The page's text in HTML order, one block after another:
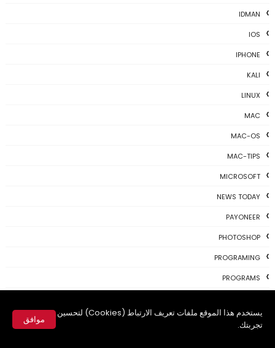
يستخدم هذا الموقع ملفات تعريف الارتباط (Cookies) لتحسين
تجربتك.
موافق
IDMAN
IOS
IPHONE
KALI
LINUX
MAC
MAC-OS
MAC-TIPS
MICROSOFT
NEWS TODAY
PAYONEER
PHOTOSHOP
PROGRAMING
PROGRAMS
SKYPE